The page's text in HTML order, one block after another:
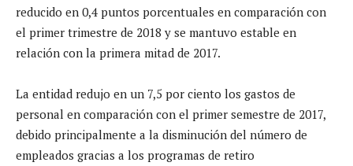
reducido en 0,4 puntos porcentuales en comparación con
el primer trimestre de 2018 y se mantuvo estable en
relación con la primera mitad de 2017.
La entidad redujo en un 7,5 por ciento los gastos de
personal en comparación con el primer semestre de 2017,
debido principalmente a la disminución del número de
empleados gracias a los programas de retiro